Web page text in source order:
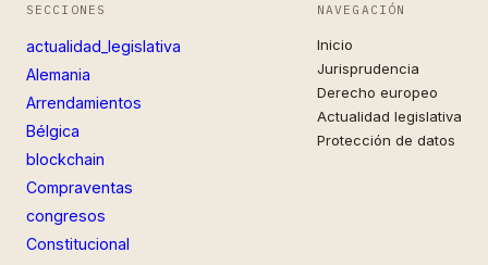
SECCIONES
actualidad_legislativa
Alemania
Arrendamientos
Bélgica
blockchain
Compraventas
congresos
Constitucional
NAVEGACIÓN
Inicio
Jurisprudencia
Derecho europeo
Actualidad legislativa
Protección de datos